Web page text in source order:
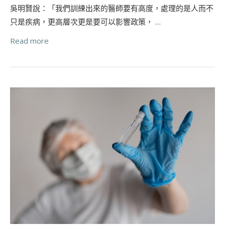
吳明賢說：「我們訓練出來的醫師要有高度，處理的是人而不
只是疾病，更高層次更是要可以影響政策， …
Read more